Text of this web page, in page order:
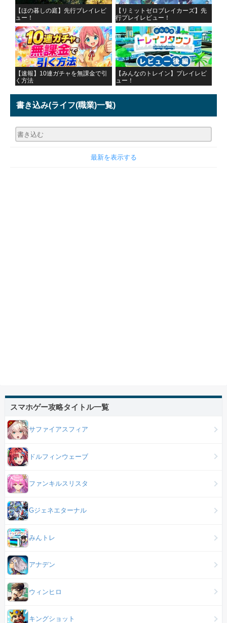
【ほの暮しの庭】先行プレイレビ
ュー！
【リミットゼロブレイカーズ】先
行プレイレビュー！
【速報】10連ガチャを無課金で引
く方法
【みんなのトレイン】プレイレビ
ュー！
書き込み(ライフ(職業)一覧)
最新を表示する
スマホゲー攻略タイトル一覧
サファイアスフィア
ドルフィンウェーブ
ファンキルスリスタ
Gジェネエターナル
みんトレ
アナデン
ウィンヒロ
キングショット